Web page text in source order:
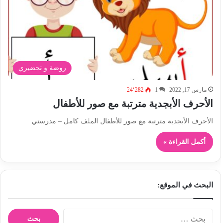
روضة و تحضيري
مارس 17, 2022 1 24٬282
الأحرف الأبجدية مترتبة مع صور للأطفال
الأحرف الأبجدية مترتبة مع صور للأطفال الملف كامل – مدرستي
أكمل القراءة »
البحث في الموقع: